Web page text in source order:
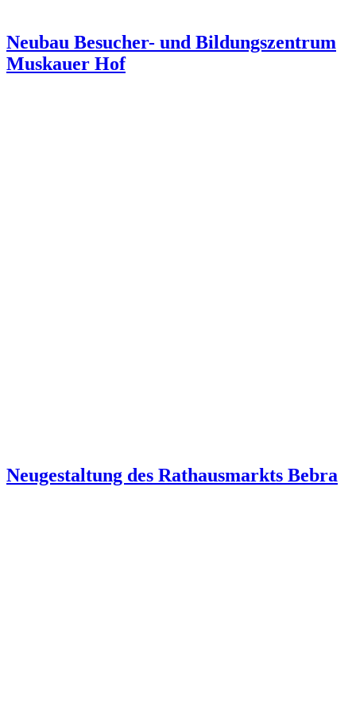
Neubau Besucher- und Bildungszentrum
Muskauer Hof
Neugestaltung des Rathausmarkts Bebra